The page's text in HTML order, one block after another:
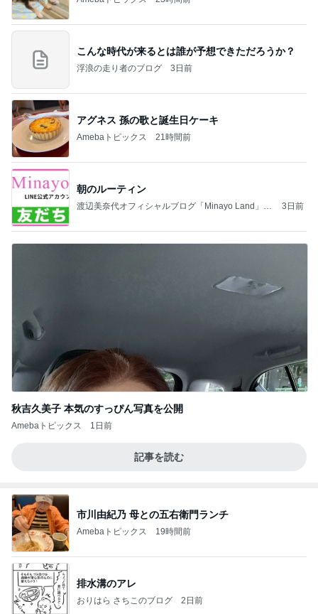
こんな時代が来るとは誰が予想できただろうか？
浮浪の走り者のブログ 3日前
アグネス 孫の歌と誕生日ケーキ
Amebaトピックス 21時間前
朝のルーティン
渡辺美奈代オフィシャルブログ「Minayo Land」P
3日前
秋吉久美子 本気のすっぴん写真を公開
Amebaトピックス 1日前
記事を読む
市川由紀乃 母との五右衛門ランチ
Amebaトピックス 19時間前
排水溝のアレ
おりはら さちこのブログ 2日前